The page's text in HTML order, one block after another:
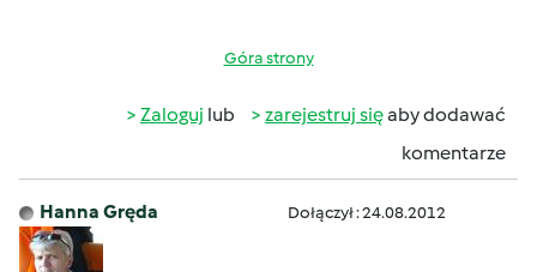
Góra strony
Zaloguj lub zarejestruj sięaby dodawać
komentarze
Hanna Gręda Dołączył : 24.08.2012